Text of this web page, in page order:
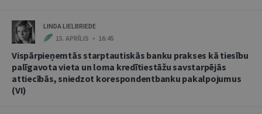
LINDA LIELBRIEDE
15. APRĪLIS • 16:45
Vispārpieņemtās starptautiskās banku prakses kā tiesību
palīgavota vieta un loma kredītiestāžu savstarpējās
attiecībās, sniedzot korespondentbanku pakalpojumus
(VI)